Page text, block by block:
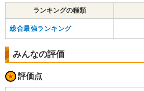
ランキングの種類
総合最強ランキング
みんなの評価
評価点